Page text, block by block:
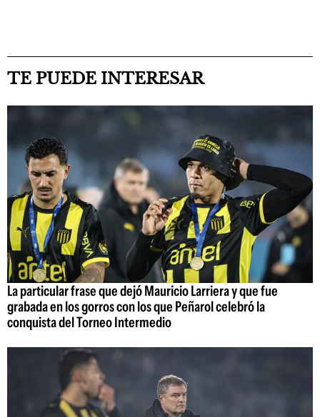
TE PUEDE INTERESAR
La particular frase que dejó Mauricio Larriera y que fue
grabada en los gorros con los que Peñarol celebró la
conquista del Torneo Intermedio